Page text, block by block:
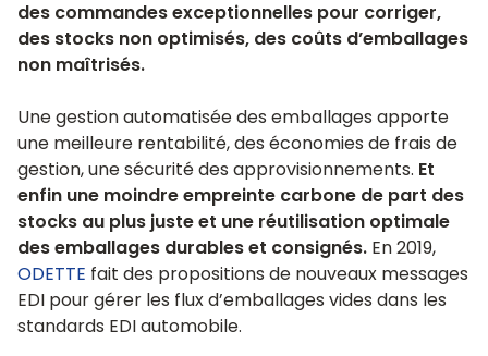
des commandes exceptionnelles pour corriger,
des stocks non optimisés, des coûts d’emballages
non maîtrisés.
Une gestion automatisée des emballages apporte
une meilleure rentabilité, des économies de frais de
gestion, une sécurité des approvisionnements. Et
enfin une moindre empreinte carbone de part des
stocks au plus juste et une réutilisation optimale
des emballages durables et consignés. En 2019,
ODETTE fait des propositions de nouveaux messages
EDI pour gérer les flux d’emballages vides dans les
standards EDI automobile.